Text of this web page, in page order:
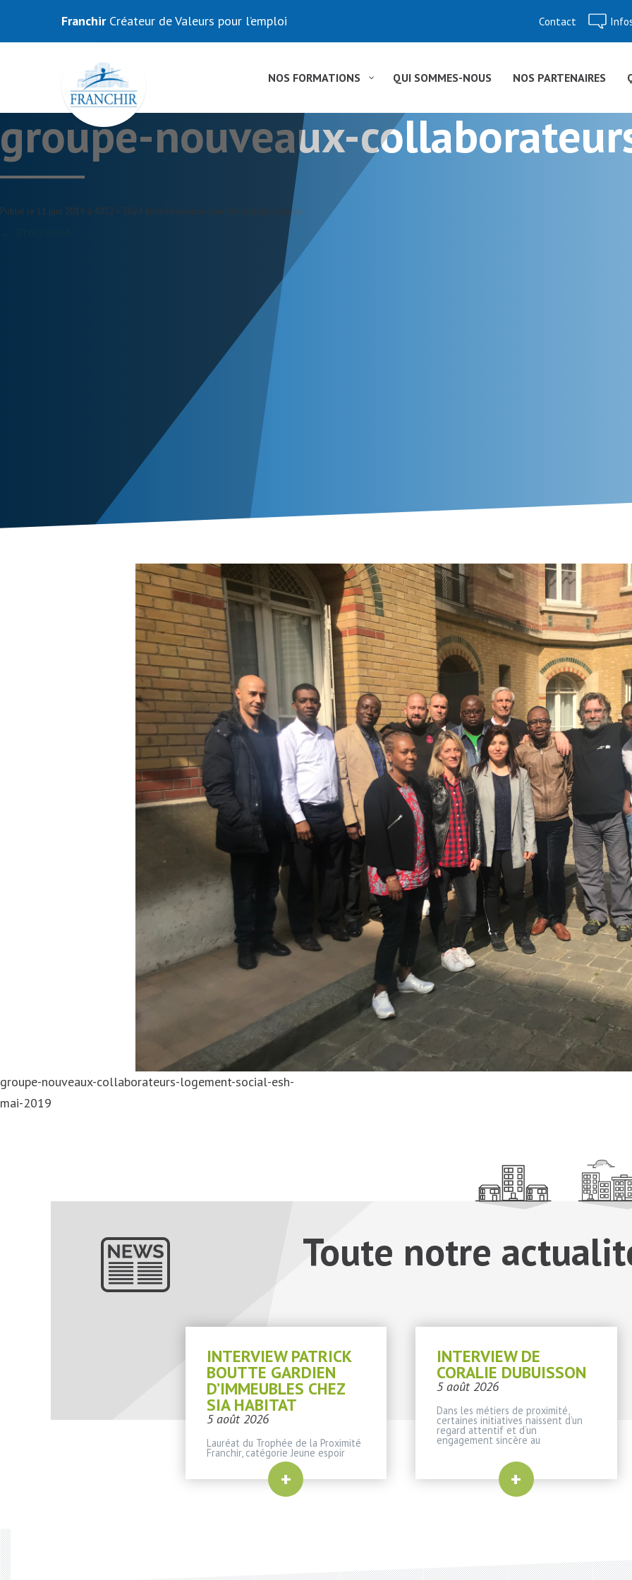
Franchir Créateur de Valeurs pour l’emploi Contact
contenu
NOS FORMATIONS QUI SOMMES-NOUS NOS PARTENAIRES
groupe-nouveaux-
Publié le 11 juin 2019 à 4032 × 3024 dans Formation pour les collaborateurs.
groupe-nouveaux-collaborateurs-logement-social-esh-
mai-2019
Toute notre
INTERVIEW PATRICK
BOUTTE GARDIEN
D’IMMEUBLES CHEZ
SIA HABITAT
5 août 2026
Lauréat du Trophée de la Proximité
Franchir, catégorie Jeune espoir
+
INTERVIEW DE
CORALIE DUBUISSON
5 août 2026
Dans les métiers de proximité,
certaines initiatives naissent d’un
regard attentif et d’un
engagement sincère au
+